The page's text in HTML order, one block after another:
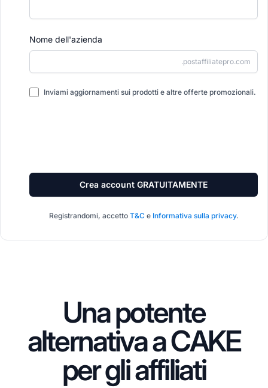
Nome dell'azienda
.postaffiliatepro.com
Inviami aggiornamenti sui prodotti e altre offerte promozionali.
Crea account GRATUITAMENTE
Registrandomi, accetto T&C e Informativa sulla privacy.
Una potente
alternativa a CAKE
per gli affiliati